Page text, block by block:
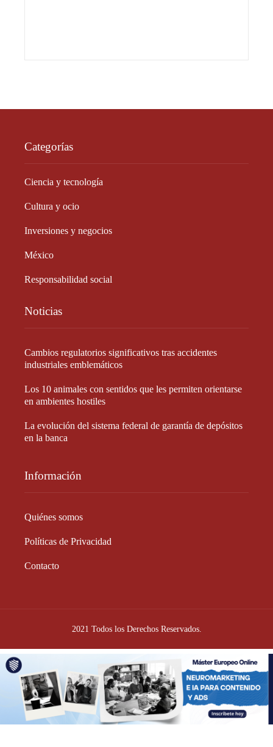
Categorías
Ciencia y tecnología
Cultura y ocio
Inversiones y negocios
México
Responsabilidad social
Noticias
Cambios regulatorios significativos tras accidentes
industriales emblemáticos
Los 10 animales con sentidos que les permiten orientarse
en ambientes hostiles
La evolución del sistema federal de garantía de depósitos
en la banca
Información
Quiénes somos
Políticas de Privacidad
Contacto
2021 Todos los Derechos Reservados.